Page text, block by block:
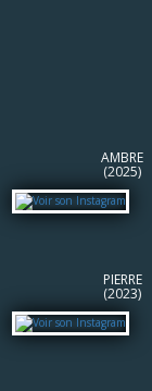
AMBRE
(2025)
PIERRE
(2023)